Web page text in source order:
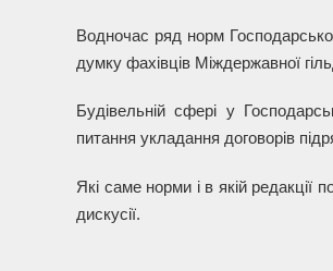
Водночас ряд норм
думку фахівців Міждержавної
Будівельній сфері у
питання укладання договорів
Які саме норми і в якій
дискусії.